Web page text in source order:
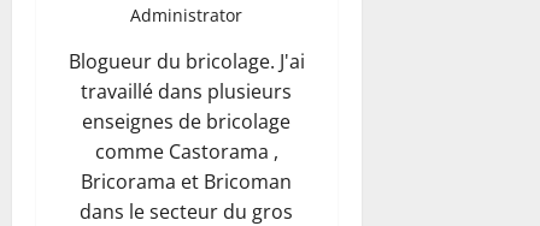
Administrator
Blogueur du bricolage. J'ai
travaillé dans plusieurs
enseignes de bricolage
comme Castorama ,
Bricorama et Bricoman
dans le secteur du gros